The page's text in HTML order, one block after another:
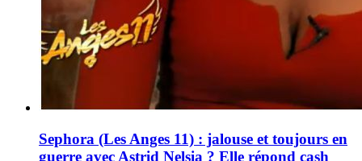
Sephora (Les Anges 11) : jalouse et toujours en
guerre avec Astrid Nelsia ? Elle répond cash